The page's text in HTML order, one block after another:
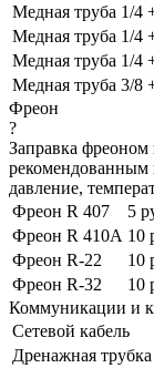
Медная труба 1/4
Медная труба 1/4
Медная труба 1/4
Медная труба 3/8
Фреон
?
Заправка фреоном
рекомендованным
давление,
Фреон R 407
5
Фреон R 410A 10
Фреон R-22
10
Фреон R-32
10
Коммуникации и
Сетевой кабель
Дренажная трубка